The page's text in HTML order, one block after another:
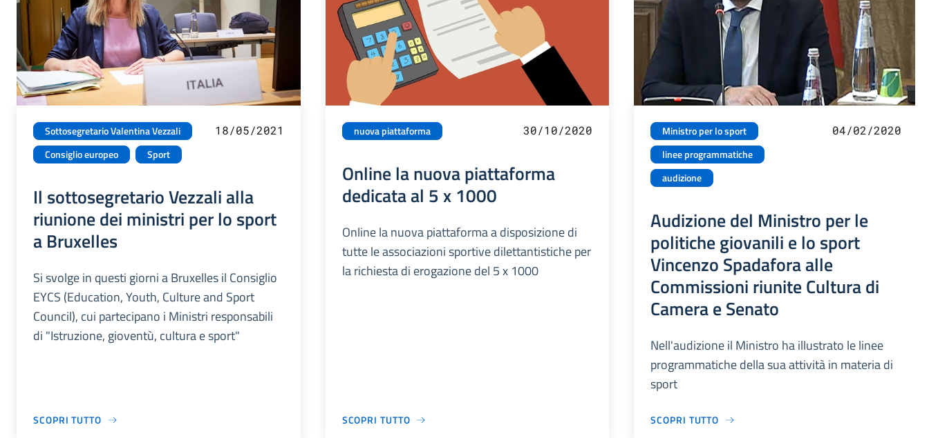
Sottosegretario Valentina Vezzali
Consiglio europeo
Sport
18/05/2021
Il sottosegretario Vezzali alla
riunione dei ministri per lo sport
a Bruxelles
Si svolge in questi giorni a Bruxelles il Consiglio
EYCS (Education, Youth, Culture and Sport
Council), cui partecipano i Ministri responsabili
di "Istruzione, gioventù, cultura e sport"
SCOPRI TUTTO
nuova piattaforma 30/10/2020
Online la nuova piattaforma
dedicata al 5 x 1000
Online la nuova piattaforma a disposizione di
tutte le associazioni sportive dilettantistiche per
la richiesta di erogazione del 5 x 1000
SCOPRI TUTTO
Ministro per lo sport
linee programmatiche
audizione
04/02/2020
Audizione del Ministro per le
politiche giovanili e lo sport
Vincenzo Spadafora alle
Commissioni riunite Cultura di
Camera e Senato
Nell'audizione il Ministro ha illustrato le linee
programmatiche della sua attività in materia di
sport
SCOPRI TUTTO